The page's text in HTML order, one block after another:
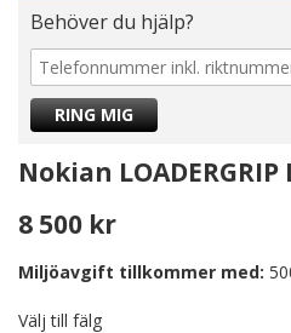
Behöver du hjälp?
Nokian LOADERGRIP
8 500 kr
Miljöavgift tillkommer med:
Välj till fälg